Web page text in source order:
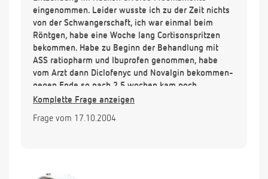
eingenommen. Leider wusste ich zu der Zeit nichts
von der Schwangerschaft, ich war einmal beim
Röntgen, habe eine Woche lang Cortisonspritzen
bekommen. Habe zu Beginn der Behandlung mit
ASS ratiopharm und Ibuprofen genommen, habe
vom Arzt dann Diclofenyc und Novalgin bekommen-
gegen Ende so nach 2,5 wochen kam noch
Tetrazepam als Muskelrelaxans dazu. Mein
machen, aber da ich die ´Medikamente nun doch
kann. Ich weiss zwar auch von dem "alles oder
Komplette Frage anzeigen
Frage vom 17.10.2004